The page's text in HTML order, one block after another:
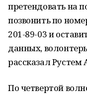
претендовать на
позвонить по
201-89-03 и
данных,
рассказал Рустем
По четвертой